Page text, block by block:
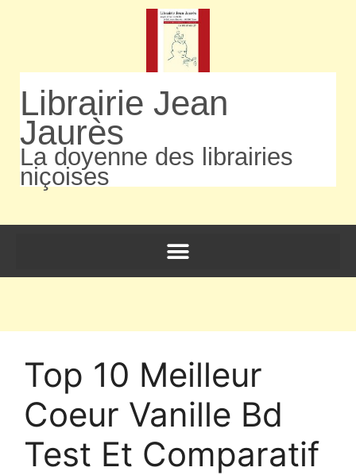
Librairie Jean
Jaurès
La doyenne des librairies
niçoises
Top 10 Meilleur
Coeur Vanille Bd
Test Et Comparatif